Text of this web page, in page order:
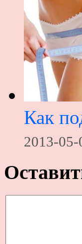
Как
2013-05-